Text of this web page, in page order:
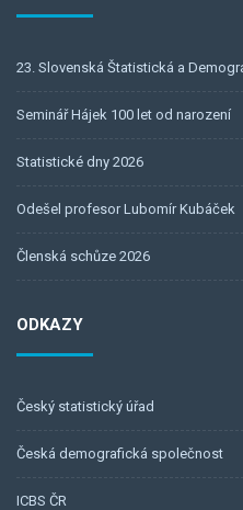
23. Slovenská Štatistická a
Seminář Hájek 100 let od narození
Statistické dny 2026
Odešel profesor Lubomír Kubáček
Členská schůze 2026
ODKAZY
Český statistický úřad
Česká demografická společnost
ICBS ČR